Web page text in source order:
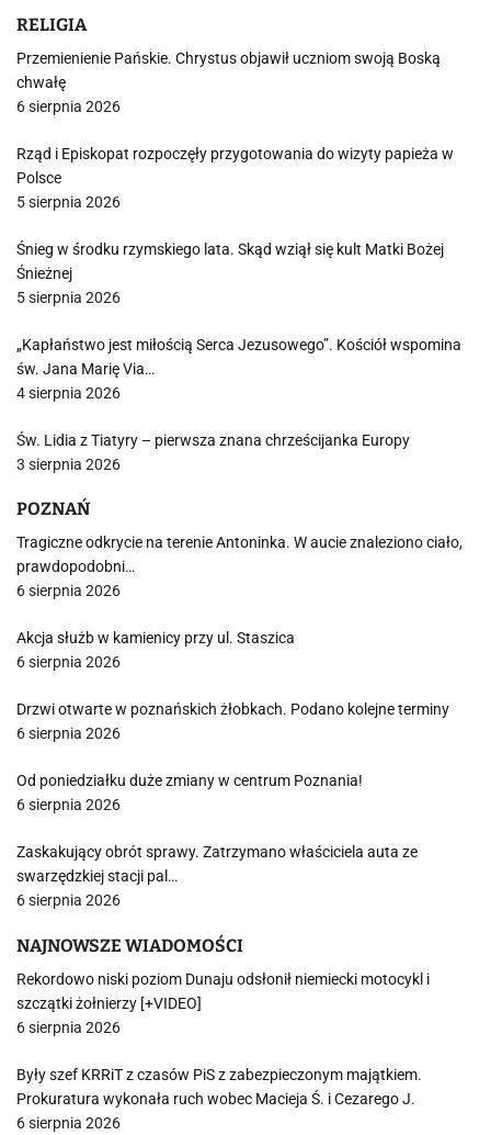
RELIGIA
Przemienienie Pańskie. Chrystus objawił uczniom swoją Boską
chwałę
6 sierpnia 2026
Rząd i Episkopat rozpoczęły przygotowania do wizyty papieża w
Polsce
5 sierpnia 2026
Śnieg w środku rzymskiego lata. Skąd wziął się kult Matki Bożej
Śnieżnej
5 sierpnia 2026
„Kapłaństwo jest miłością Serca Jezusowego”. Kościół wspomina
św. Jana Marię Via…
4 sierpnia 2026
Św. Lidia z Tiatyry – pierwsza znana chrześcijanka Europy
3 sierpnia 2026
POZNAŃ
Tragiczne odkrycie na terenie Antoninka. W aucie znaleziono ciało,
prawdopodobni…
6 sierpnia 2026
Akcja służb w kamienicy przy ul. Staszica
6 sierpnia 2026
Drzwi otwarte w poznańskich żłobkach. Podano kolejne terminy
6 sierpnia 2026
Od poniedziałku duże zmiany w centrum Poznania!
6 sierpnia 2026
Zaskakujący obrót sprawy. Zatrzymano właściciela auta ze
swarzędzkiej stacji pal…
6 sierpnia 2026
NAJNOWSZE WIADOMOŚCI
Rekordowo niski poziom Dunaju odsłonił niemiecki motocykl i
szczątki żołnierzy [+VIDEO]
6 sierpnia 2026
Były szef KRRiT z czasów PiS z zabezpieczonym majątkiem.
Prokuratura wykonała ruch wobec Macieja Ś. i Cezarego J.
6 sierpnia 2026